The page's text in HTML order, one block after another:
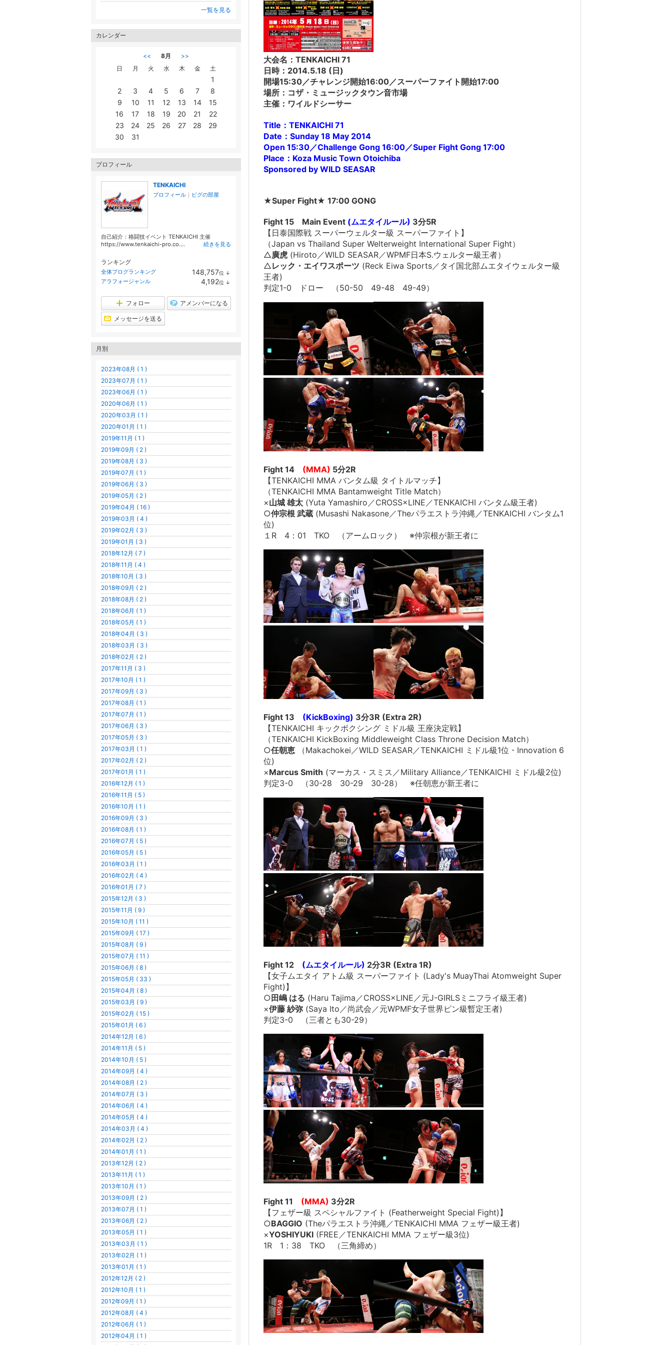
大会名：TENKAICHI 71
日時：2014.5.18 (日)
開場15:30／チャレンジ開始16:00／スーパーファイト開始17:00
場所：コザ・ミュージックタウン音市場
主催：ワイルドシーサー
Title：TENKAICHI 71
Date：Sunday 18 May 2014
Open 15:30／Challenge Gong 16:00／Super Fight Gong 17:00
Place：Koza Music Town Otoichiba
Sponsored by WILD SEASAR
★Super Fight★ 17:00 GONG
Fight 15 Main Event (ムエタイルール) 3分5R
【日泰国際戦 スーパーウェルター級 スーパーファイト】
（Japan vs Thailand Super Welterweight International Super Fight）
△廣虎 (Hiroto／WILD SEASAR／WPMF日本S.ウェルター級王者）
△レック・エイワスポーツ (Reck Eiwa Sports／タイ国北部ムエタイウェルター級
王者)
判定1-0 ドロー （50-50 49-48 49-49）
Fight 14 (MMA) 5分2R
【TENKAICHI MMA バンタム級 タイトルマッチ】
（TENKAICHI MMA Bantamweight Title Match）
×山城 雄太 (Yuta Yamashiro／CROSS×LINE／TENKAICHI バンタム級王者)
○仲宗根 武蔵 (Musashi Nakasone／Theパラエストラ沖縄／TENKAICHI バンタム1
位)
１R 4：01 TKO （アームロック） ※仲宗根が新王者に
Fight 13 (KickBoxing) 3分3R (Extra 2R)
【TENKAICHI キックボクシング ミドル級 王座決定戦】
（TENKAICHI KickBoxing Middleweight Class Throne Decision Match）
○任朝恵 （Makachokei／WILD SEASAR／TENKAICHI ミドル級1位・Innovation 6
位)
×Marcus Smith (マーカス・スミス／Military Alliance／TENKAICHI ミドル級2位)
判定3-0 （30-28 30-29 30-28） ※任朝恵が新王者に
Fight 12 (ムエタイルール) 2分3R (Extra 1R)
【女子ムエタイ アトム級 スーパーファイト (Lady's MuayThai Atomweight Super
Fight)】
○ 田嶋 はる (Haru Tajima／CROSS×LINE／元J-GIRLSミニフライ級王者)
×伊藤 紗弥 (Saya Ito／尚武会／元WPMF女子世界ピン級暫定王者)
判定3-0 （三者とも30-29）
Fight 11 (MMA) 3分2R
【フェザー級 スペシャルファイト (Featherweight Special Fight)】
○BAGGIO (Theパラエストラ沖縄／TENKAICHI MMA フェザー級王者)
×YOSHIYUKI (FREE／TENKAICHI MMA フェザー級3位)
1R 1：38 TKO （三角締め）
一覧を見る
カレンダー
<< 8月
>>
日
月 火 水 木 金 土
1
2
3 4 5 6 7
8
9
10 11 12 13 14
15
16
17 18 19 20 21
22
23
24 25 26 27 28
29
30
31
プロフィール
TENKAICHI
プロフィール ｜ ピグの部屋
自己紹介：格闘技イベント TENKAICHI 主催
https://www.tenkaichi-pro.co....
続きを見る
ランキング
全体ブログランキング 148,757位 ↓
ン
アラフォージャンル 4,192位 ↓
フォロー アメンバーになる
メッセージを送る
月別
2023年08月 ( 1 )
2023年07月 ( 1 )
2023年06月 ( 1 )
2020年06月 ( 1 )
2020年03月 ( 1 )
2020年01月 ( 1 )
2019年11月 ( 1 )
2019年09月 ( 2 )
2019年08月 ( 3 )
2019年07月 ( 1 )
2019年06月 ( 3 )
2019年05月 ( 2 )
2019年04月 ( 16 )
2019年03月 ( 4 )
2019年02月 ( 3 )
2019年01月 ( 3 )
2018年12月 ( 7 )
2018年11月 ( 4 )
2018年10月 ( 3 )
2018年09月 ( 2 )
2018年08月 ( 2 )
2018年06月 ( 1 )
2018年05月 ( 1 )
2018年04月 ( 3 )
2018年03月 ( 3 )
2018年02月 ( 2 )
2017年11月 ( 3 )
2017年10月 ( 1 )
2017年09月 ( 3 )
2017年08月 ( 1 )
2017年07月 ( 1 )
2017年06月 ( 3 )
2017年05月 ( 3 )
2017年03月 ( 1 )
2017年02月 ( 2 )
2017年01月 ( 1 )
2016年12月 ( 1 )
2016年11月 ( 5 )
2016年10月 ( 1 )
2016年09月 ( 3 )
2016年08月 ( 1 )
2016年07月 ( 5 )
2016年05月 ( 5 )
2016年03月 ( 1 )
2016年02月 ( 4 )
2016年01月 ( 7 )
2015年12月 ( 3 )
2015年11月 ( 9 )
2015年10月 ( 11 )
2015年09月 ( 17 )
2015年08月 ( 9 )
2015年07月 ( 11 )
2015年06月 ( 8 )
2015年05月 ( 33 )
2015年04月 ( 8 )
2015年03月 ( 9 )
2015年02月 ( 15 )
2015年01月 ( 6 )
2014年12月 ( 6 )
2014年11月 ( 5 )
2014年10月 ( 5 )
2014年09月 ( 4 )
2014年08月 ( 2 )
2014年07月 ( 3 )
2014年06月 ( 4 )
2014年05月 ( 4 )
2014年03月 ( 4 )
2014年02月 ( 2 )
2014年01月 ( 1 )
2013年12月 ( 2 )
2013年11月 ( 1 )
2013年10月 ( 1 )
2013年09月 ( 2 )
2013年07月 ( 1 )
2013年06月 ( 2 )
2013年05月 ( 1 )
2013年03月 ( 1 )
2013年02月 ( 1 )
2013年01月 ( 1 )
2012年12月 ( 2 )
2012年10月 ( 1 )
2012年09月 ( 1 )
2012年08月 ( 4 )
2012年06月 ( 1 )
2012年04月 ( 1 )